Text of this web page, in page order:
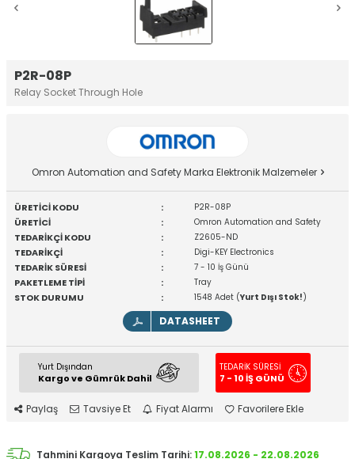
P2R-08P
Relay Socket Through Hole
Omron Automation and Safety Marka Elektronik Malzemeler
ÜRETİCİ KODU : P2R-08P
ÜRETİCİ : Omron Automation and Safety
TEDARİKÇİ KODU : Z2605-ND
TEDARİKÇİ : Digi-KEY Electronics
TEDARİK SÜRESİ : 7 - 10 İş Günü
PAKETLEME TİPİ : Tray
STOK DURUMU : 1548 Adet (Yurt Dışı Stok!)
DATASHEET
Yurt Dışından
Kargo ve Gümrük Dahil
TEDARİK SÜRESİ
7 - 10 İŞ GÜNÜ
Paylaş Tavsiye Et Fiyat Alarmı Favorilere Ekle
Tahmini Kargoya Teslim Tarihi:17.08.2026 - 22.08.2026